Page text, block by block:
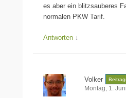
es aber ein blitzsauberes
normalen PKW Tarif.
Antworten ↓
Volker
Montag, 1.